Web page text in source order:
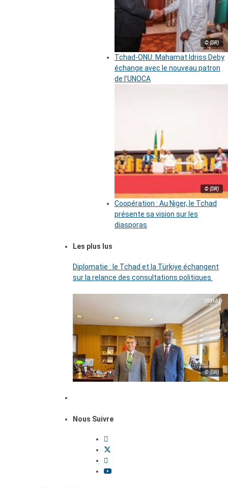
© (DR)
Tchad-ONU: Mahamat Idriss Deby
échange avec le nouveau patron
de l’UNOCA
© (DR)
Coopération : Au Niger, le Tchad
présente sa vision sur les
diasporas
Les plus lus
Diplomatie : le Tchad et la Türkiye échangent
sur la relance des consultations politiques
© (DR)
Nous Suivre